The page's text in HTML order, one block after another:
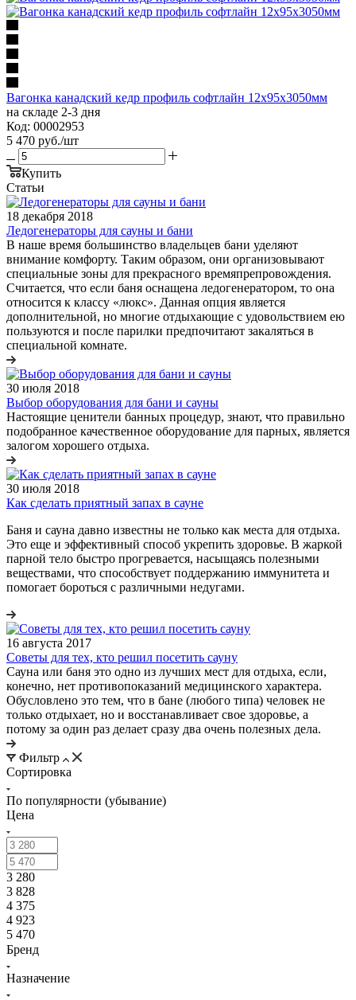
Вагонка канадский кедр профиль софтлайн 12х95х3050мм
на складе 2-3 дня
Код: 00002953
5 470 руб./шт
Купить
Статьи
18 декабря 2018
Ледогенераторы для сауны и бани
В наше время большинство владельцев бани уделяют
внимание комфорту. Таким образом, они организовывают
специальные зоны для прекрасного времяпрепровождения.
Считается, что если баня оснащена ледогенератором, то она
относится к классу «люкс». Данная опция является
дополнительной, но многие отдыхающие с удовольствием ею
пользуются и после парилки предпочитают закаляться в
специальной комнате.
30 июля 2018
Выбор оборудования для бани и сауны
Настоящие ценители банных процедур, знают, что правильно
подобранное качественное оборудование для парных, является
залогом хорошего отдыха.
30 июля 2018
Как сделать приятный запах в сауне
Баня и сауна давно известны не только как места для отдыха.
Это еще и эффективный способ укрепить здоровье. В жаркой
парной тело быстро прогревается, насыщаясь полезными
веществами, что способствует поддержанию иммунитета и
помогает бороться с различными недугами.
16 августа 2017
Советы для тех, кто решил посетить сауну
Сауна или баня это одно из лучших мест для отдыха, если,
конечно, нет противопоказаний медицинского характера.
Обусловлено это тем, что в бане (любого типа) человек не
только отдыхает, но и восстанавливает свое здоровье, а
потому за один раз делает сразу два очень полезных дела.
Фильтр
Сортировка
По популярности (убывание)
Цена
3 280
3 828
4 375
4 923
5 470
Бренд
Назначение